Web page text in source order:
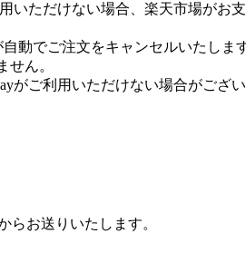
いただけない場合、楽天市場がお
動でご注文をキャンセルいたします
せん。
がご利用いただけない場合がござい
らお送りいたします。